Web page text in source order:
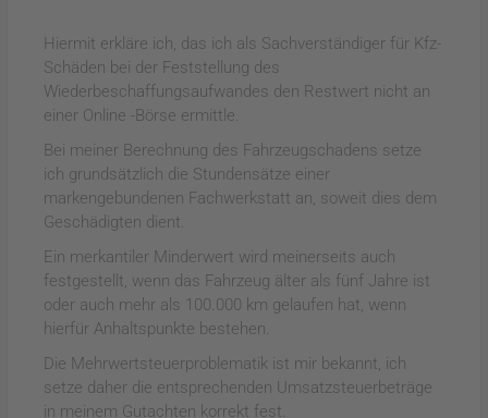
Hiermit erkläre ich, das ich als Sachverständiger für Kfz-
Schäden bei der Feststellung des
Wiederbeschaffungsaufwandes den Restwert nicht an
einer Online -Börse ermittle.
Bei meiner Berechnung des Fahrzeugschadens setze
ich grundsätzlich die Stundensätze einer
markengebundenen Fachwerkstatt an, soweit dies dem
Geschädigten dient.
Ein merkantiler Minderwert wird meinerseits auch
festgestellt, wenn das Fahrzeug älter als fünf Jahre ist
oder auch mehr als 100.000 km gelaufen hat, wenn
hierfür Anhaltspunkte bestehen.
Die Mehrwertsteuerproblematik ist mir bekannt, ich
setze daher die entsprechenden Umsatzsteuerbeträge
in meinem Gutachten korrekt fest.